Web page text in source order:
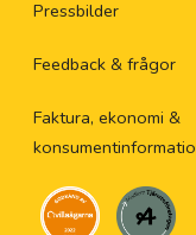
Pressbilder
Feedback & frågor
Faktura, ekonomi &